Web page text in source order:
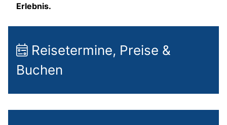
Erlebnis.
Reisetermine, Preise &
Buchen